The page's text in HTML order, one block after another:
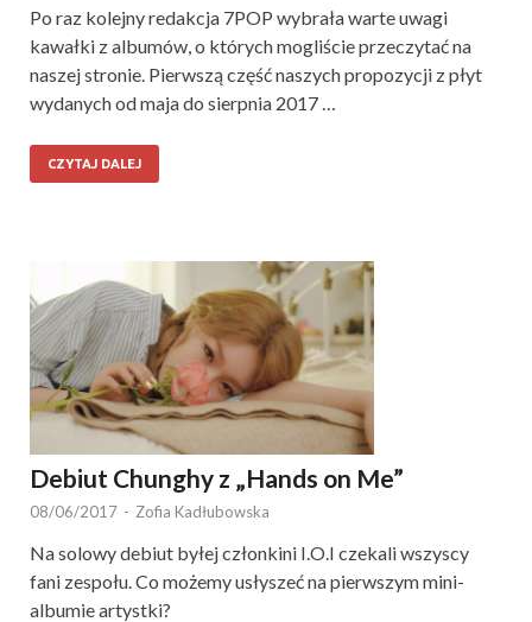
Po raz kolejny redakcja 7POP wybrała warte uwagi
kawałki z albumów, o których mogliście przeczytać na
naszej stronie. Pierwszą część naszych propozycji z płyt
wydanych od maja do sierpnia 2017 …
CZYTAJ DALEJ
Debiut Chunghy z „Hands on Me”
08/06/2017 - Zofia Kadłubowska
Na solowy debiut byłej członkini I.O.I czekali wszyscy
fani zespołu. Co możemy usłyszeć na pierwszym mini-
albumie artystki?